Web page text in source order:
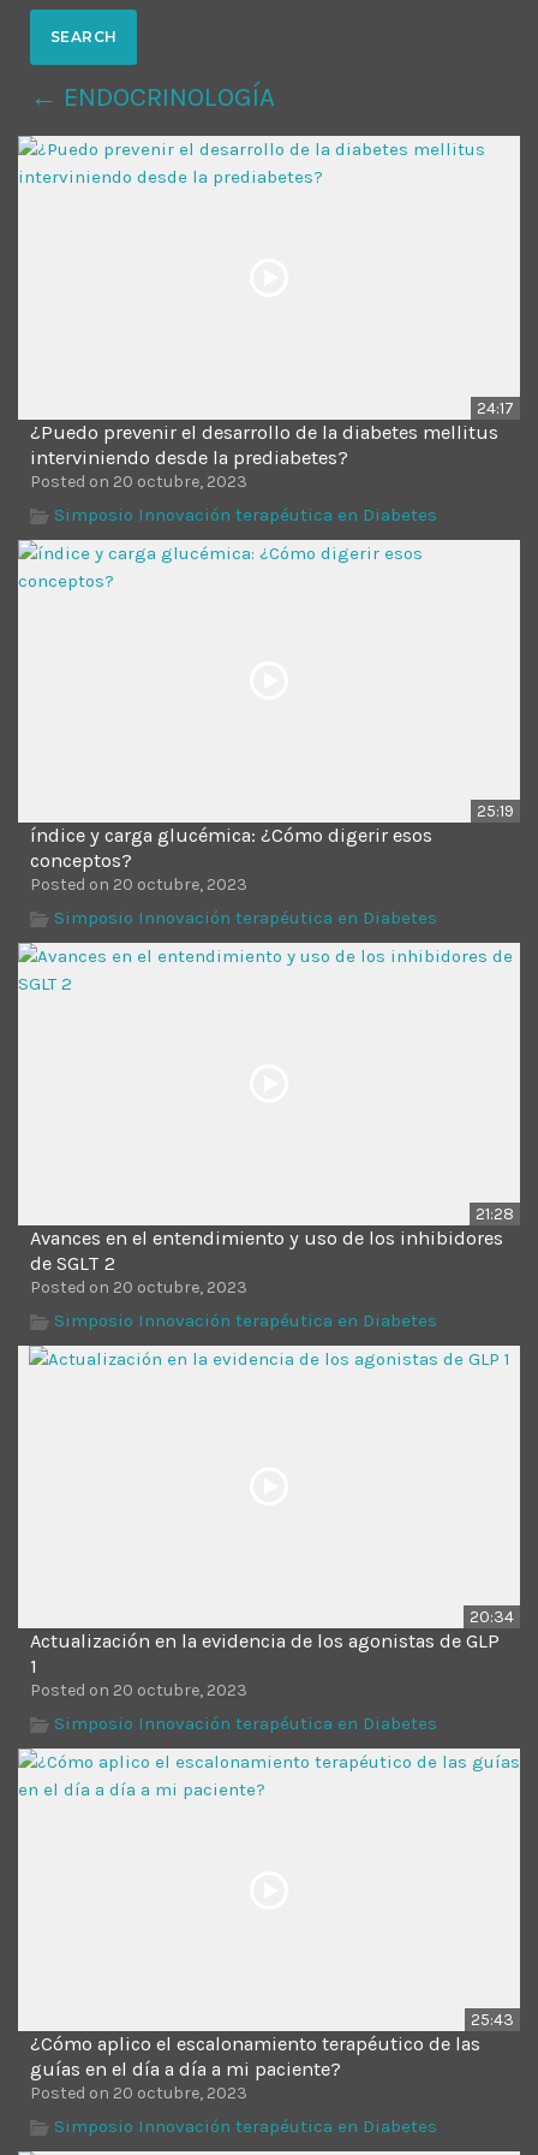
431 201
DESIGN ADMINISTRATOR
Validating Enterprise
Architectures In The Current
Time
← ENDOCRINOLOGÍA
24:17
¿Puedo prevenir el desarrollo de la diabetes mellitus
interviniendo desde la prediabetes?
Posted on 20 octubre, 2023
Simposio Innovación terapéutica en Diabetes
25:19
índice y carga glucémica: ¿Cómo digerir esos
conceptos?
Posted on 20 octubre, 2023
Simposio Innovación terapéutica en Diabetes
21:28
Avances en el entendimiento y uso de los inhibidores
de SGLT 2
Posted on 20 octubre, 2023
Simposio Innovación terapéutica en Diabetes
20:34
Actualización en la evidencia de los agonistas de GLP
1
Posted on 20 octubre, 2023
Simposio Innovación terapéutica en Diabetes
25:43
¿Cómo aplico el escalonamiento terapéutico de las
guías en el día a día a mi paciente?
Posted on 20 octubre, 2023
Simposio Innovación terapéutica en Diabetes